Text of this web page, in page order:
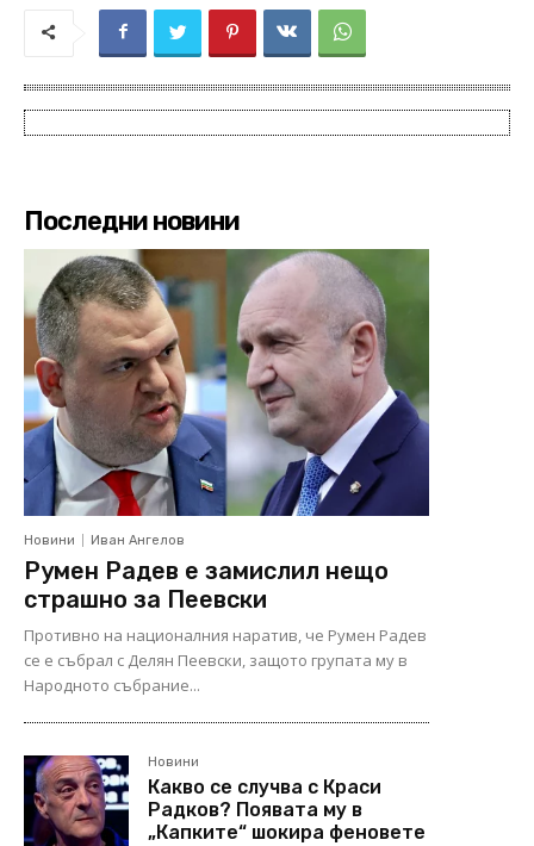
Последни новини
Новини Иван Ангелов
Румен Радев е замислил нещо
страшно за Пеевски
Противно на националния наратив, че Румен Радев
се е събрал с Делян Пеевски, защото групата му в
Народното събрание...
Новини
Какво се случва с Краси
Радков? Появата му в
„Капките“ шокира феновете